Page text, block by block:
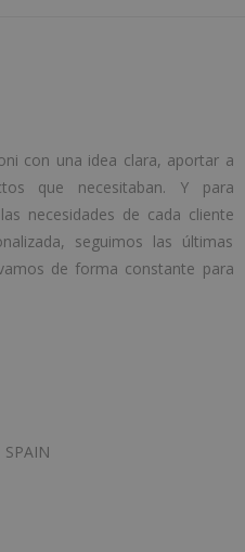
con una idea clara, aportar a
que necesitaban. Y para
necesidades de cada cliente
seguimos las últimas
de forma constante para